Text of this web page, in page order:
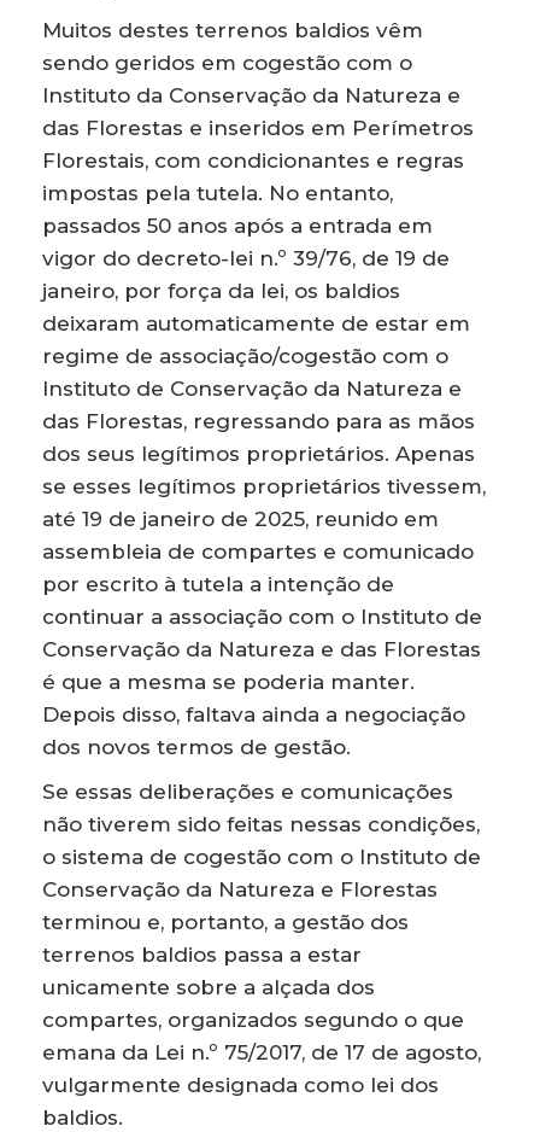
Muitos destes terrenos baldios vêm
sendo geridos em cogestão com o
Instituto da Conservação da Natureza e
das Florestas e inseridos em Perímetros
Florestais, com condicionantes e regras
impostas pela tutela. No entanto,
passados 50 anos após a entrada em
vigor do decreto-lei n.º 39/76, de 19 de
janeiro, por força da lei, os baldios
deixaram automaticamente de estar em
regime de associação/cogestão com o
Instituto de Conservação da Natureza e
das Florestas, regressando para as mãos
dos seus legítimos proprietários. Apenas
se esses legítimos proprietários tivessem,
até 19 de janeiro de 2025, reunido em
assembleia de compartes e comunicado
por escrito à tutela a intenção de
continuar a associação com o Instituto de
Conservação da Natureza e das Florestas
é que a mesma se poderia manter.
Depois disso, faltava ainda a negociação
dos novos termos de gestão.
Se essas deliberações e comunicações
não tiverem sido feitas nessas condições,
o sistema de cogestão com o Instituto de
Conservação da Natureza e Florestas
terminou e, portanto, a gestão dos
terrenos baldios passa a estar
unicamente sobre a alçada dos
compartes, organizados segundo o que
emana da Lei n.º 75/2017, de 17 de agosto,
vulgarmente designada como lei dos
baldios.